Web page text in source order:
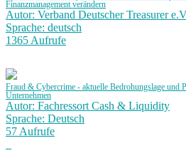
Finanzmanagement verändern
Autor: Verband Deutscher Treasurer
Sprache: deutsch
1365 Aufrufe
Fraud & Cybercrime - aktuelle Bedrohungslage und
Unternehmen
Autor: Fachressort Cash & Liquidity
Sprache: Deutsch
57 Aufrufe